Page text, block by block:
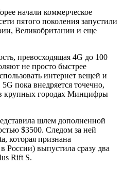
начали коммерческое
пятого поколения запустили
Великобритании и еще
превосходящая 4G до 100
не просто быстрее
интернет вещей и
пока внедряется точечно,
в крупных городах Минцифры
шлем дополненной
$3500. Следом за ней
которая признана
России) выпустила сразу два
Rift S.